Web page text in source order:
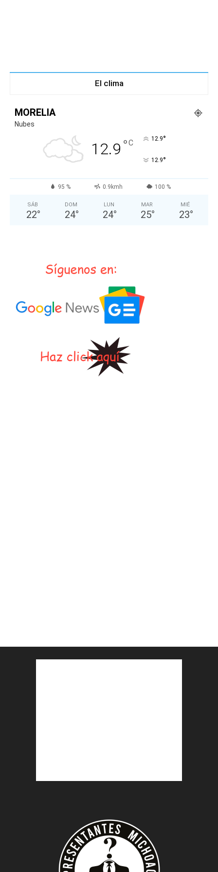
El clima
MORELIA
Nubes
12.9 °C 12.9°
12.9°
95 % 0.9kmh 100 %
SÁB
22°
DOM
24°
LUN
24°
MAR
25°
MIÉ
23°